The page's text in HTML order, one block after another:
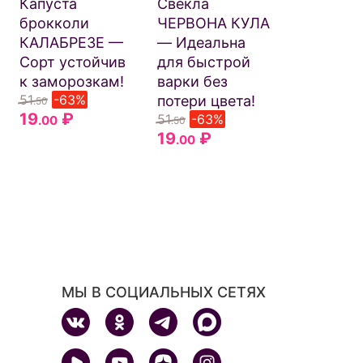
Капуста
брокколи
КАЛАБРЕЗЕ —
Сорт устойчив
к заморозкам!
51.50 -63%
19.00₽
Свёкла
ЧЕРВОНА КУЛА
— Идеальна
для быстрой
варки без
потери цвета!
51.50 -63%
19.00₽
МЫ В СОЦИАЛЬНЫХ СЕТЯХ